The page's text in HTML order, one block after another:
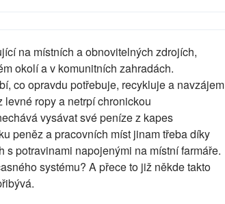
na místních a obnovitelných zdrojích,
okolí a v komunitních zahradách.
co opravdu potřebuje, recykluje a navzájem
ropy a netrpí chronickou
vysávat své peníze z kapes
peněz a pracovních míst jinam třeba díky
potravinami napojenými na místní farmáře.
systému? A přece to již někde takto